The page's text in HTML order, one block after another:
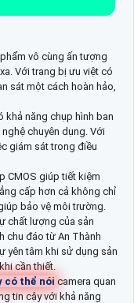
phẩm vô cùng ấn tượng
Với trang bị ưu việt có
sát một cách hoàn hảo,
khả năng chụp hình ban
chuyên dụng. Với
giám sát trong điều
CMOS giúp tiết kiệm
cấp hơn cả không chỉ
bảo vệ môi trường.
chất lượng của sản
chu đáo từ An Thành
yên tâm khi sử dụng sản
cần thiết.
có thể nói camera quan
tin cậy với khả năng